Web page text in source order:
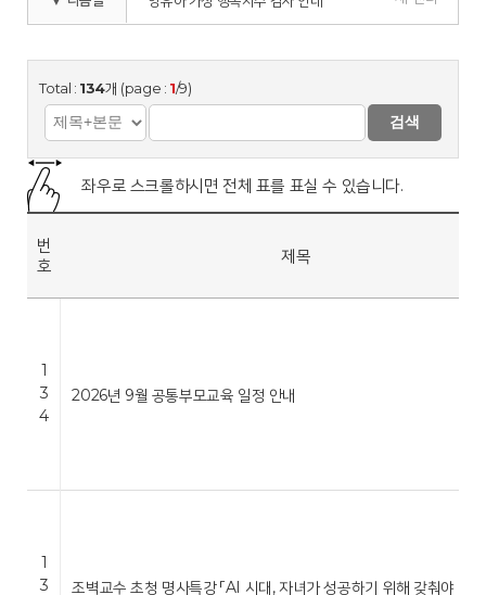
Total : 134개 (page : 1/9)
검색
좌우로 스크롤하시면 전체 표를 표실 수 있습니다.
번
호
제목
1
3
4
2026년 9월 공통부모교육 일정 안내
1
3
조벽교수 초청 명사특강 「AI 시대, 자녀가 성공하기 위해 갖춰야 …